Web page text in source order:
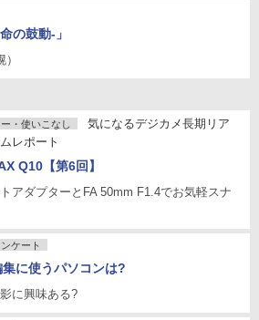
の鼓動-」
・使いこなし
気になるデジカメ長期リア
レポート
Q10【第6回】
アダプターとFA 50mm F1.4でお気軽スナ
ケート
に使うパソコンは?
に興味ある?